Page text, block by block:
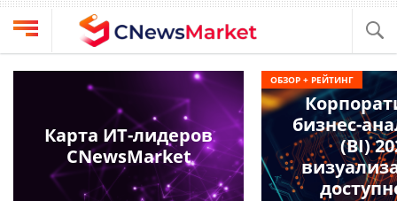
Выбрать
провайдера
Компании
CNews
Конференции
Техника
Карта ИТ-лидеров
CNewsMarket
бизнес-
(BI)
ОБЗОР + РЕЙТИНГ